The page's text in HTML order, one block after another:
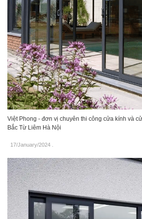
Việt Phong - đơn vị chuyên thi công cửa kính và
Bắc Từ Liêm Hà Nội
17/January/2024